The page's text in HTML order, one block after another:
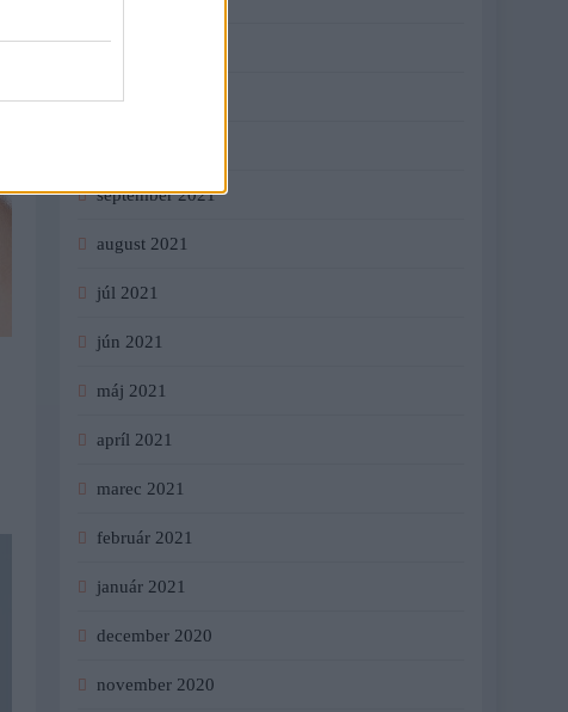
december 2021
november 2021
september 2021
august 2021
júl 2021
jún 2021
máj 2021
apríl 2021
marec 2021
február 2021
január 2021
december 2020
november 2020